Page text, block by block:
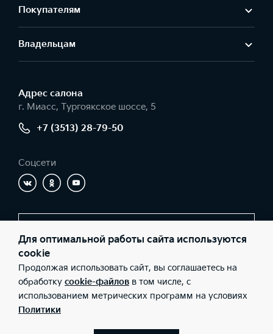
Покупателям
Владельцам
Адрес салонa
г. Миасс, Тургоякское шоссе, 5
+7 (3513) 28-79-50
Соцсети
© 2026 Юридические лица ООО «КЦ АВТОРЕАЛ» (Фактический
адрес: г. Миасс, Тургоякское шоссе, 5; Телефон: +7 (3513) 28-79-
50; ИНН: 7415087756; ОГРН: 1147415005297), ООО «Киа Россия и
СНГ» (Фактический адрес: г.Москва, Валовая 26; Телефон: 8 800
301 08 80; ИНН: 7728674093; ОГРН: 5087746291760) ведут
Для оптимальной работы сайта используются
cookie
Продолжая использовать сайт, вы соглашаетесь на
обработку cookie-файлов в том числе, с
использованием метрических программ на условиях
Политики